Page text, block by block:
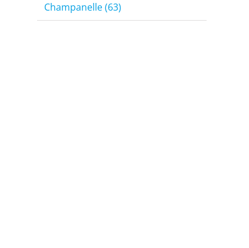
Champanelle (63)